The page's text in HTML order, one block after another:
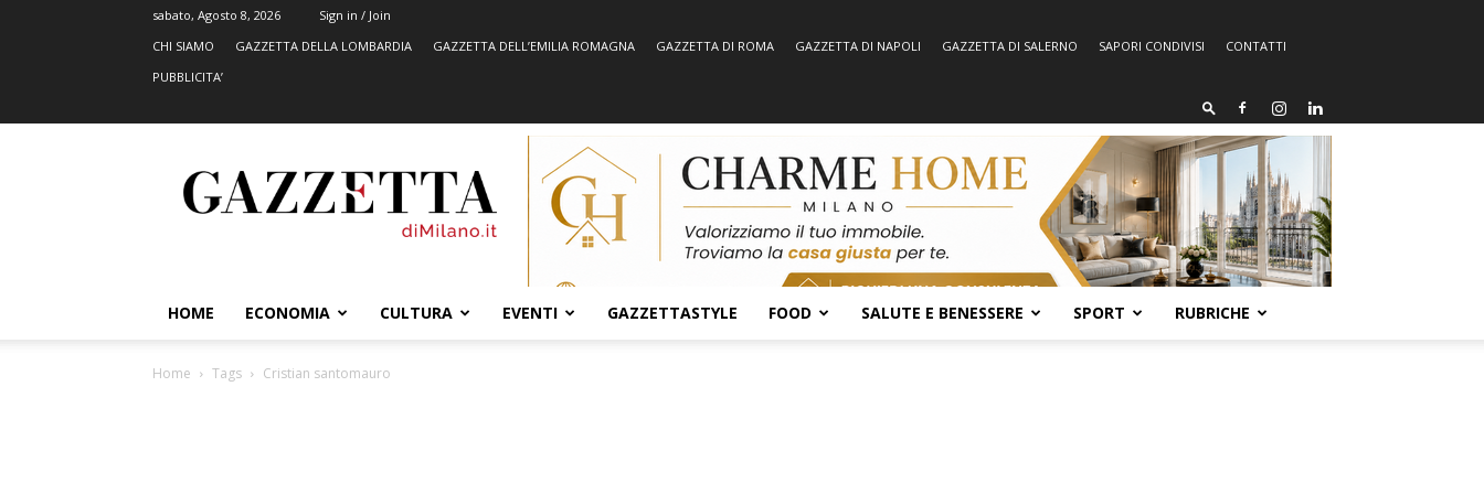
sabato, Agosto 8, 2026
Sign in / Join
CHI SIAMO
GAZZETTA DELLA LOMBARDIA GAZZETTA DELL’EMILIA ROMAGNA GAZZETTA DI ROMA GAZZETTA DI NAPOLI GAZZETTA DI SALERNO SAPORI CONDIVISI
CONTATTI
PUBBLICITA’
HOME ECONOMIA CULTURA EVENTI GAZZETTASTYLE FOOD SALUTE E BENESSERE SPORT RUBRICHE
Home Tags Cristian santomauro